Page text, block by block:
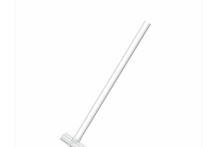
MOBILIÁRIO INSUFLÁVEL
ACESSÓRIOS PARA PISCINAS